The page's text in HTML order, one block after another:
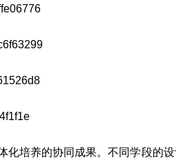
化培养的协同成果。不同学段